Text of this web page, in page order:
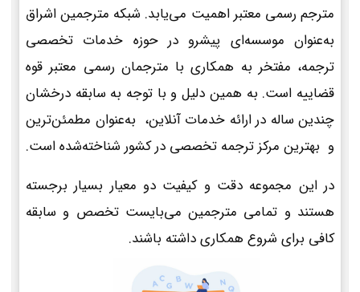
مترجم رسمی معتبر اهمیت می‌یابد. شبکه مترجمین اشراق
به‌عنوان موسسه‌ای پیشرو در حوزه خدمات تخصصی
ترجمه، مفتخر به همکاری با مترجمان رسمی معتبر قوه
قضاییه است. به همین دلیل و با توجه به سابقه درخشان
چندین ساله در ارائه خدمات آنلاین، به‌عنوان مطمئن‌ترین
و بهترین مرکز ترجمه تخصصی در کشور شناخته‌شده است.
در این مجموعه دقت و کیفیت دو معیار بسیار برجسته
هستند و تمامی مترجمین می‌بایست تخصص و سابقه
کافی برای شروع همکاری داشته باشند.